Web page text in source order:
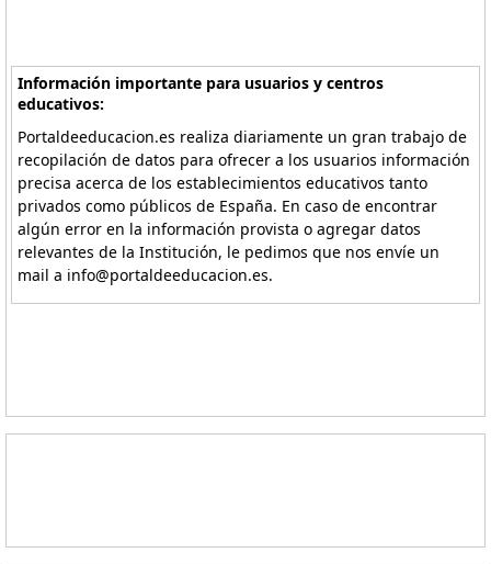
Información importante para usuarios y centros
educativos:
Portaldeeducacion.es realiza diariamente un gran trabajo de
recopilación de datos para ofrecer a los usuarios información
precisa acerca de los establecimientos educativos tanto
privados como públicos de España. En caso de encontrar
algún error en la información provista o agregar datos
relevantes de la Institución, le pedimos que nos envíe un
mail a info@portaldeeducacion.es.